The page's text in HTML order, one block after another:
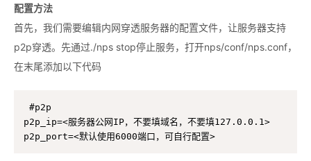
配置方法
首先，我们需要编辑内网穿透服务器的配置文件，让服务器支持
p2p穿透。先通过./nps stop停止服务，打开nps/conf/nps.conf，
在末尾添加以下代码
#p2p
p2p_ip=<服务器公网IP，不要填域名，不要填127.0.0.1>
p2p_port=<默认使用6000端口，可自行配置>